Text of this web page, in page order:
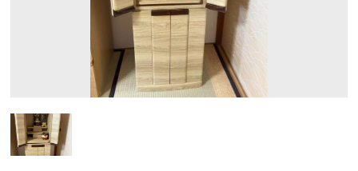
神さまをお迎えする神壇と神具
ブログ
よくある質問